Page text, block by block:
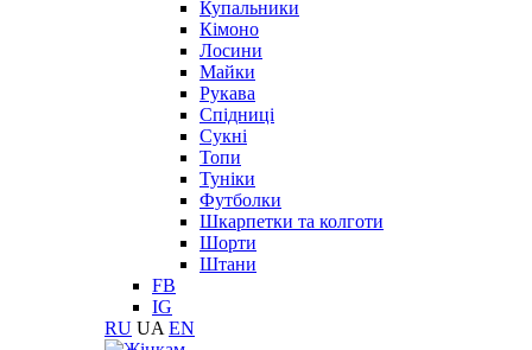
Купальники
Кімоно
Лосини
Майки
Рукава
Спідниці
Сукні
Топи
Туніки
Футболки
Шкарпетки та колготи
Шорти
Штани
FB
IG
RU UA EN